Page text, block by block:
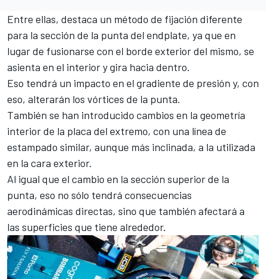
Entre ellas, destaca un método de fijación diferente
para la sección de la punta del endplate, ya que en
lugar de fusionarse con el borde exterior del mismo, se
asienta en el interior y gira hacia dentro.
Eso tendrá un impacto en el gradiente de presión y, con
eso, alterarán los vórtices de la punta.
También se han introducido cambios en la geometría
interior de la placa del extremo, con una línea de
estampado similar, aunque más inclinada, a la utilizada
en la cara exterior.
Al igual que el cambio en la sección superior de la
punta, eso no sólo tendrá consecuencias
aerodinámicas directas, sino que también afectará a
las superficies que tiene alrededor.